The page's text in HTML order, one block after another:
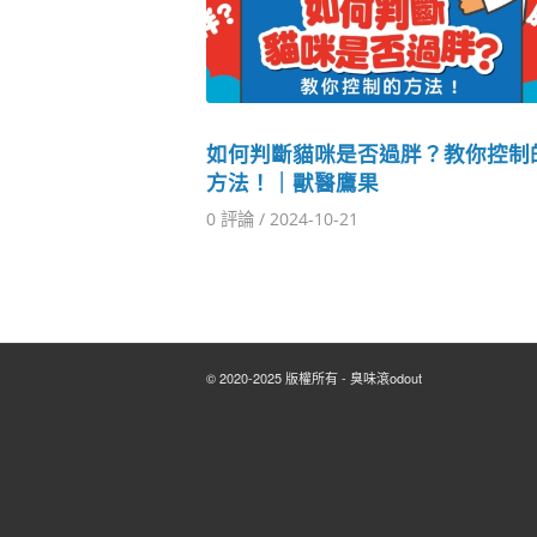
如何判斷貓咪是否過胖？教你控制
方法！｜獸醫鷹果
0 評論 / 2024-10-21
© 2020-2025 版權所有 - 臭味滾odout